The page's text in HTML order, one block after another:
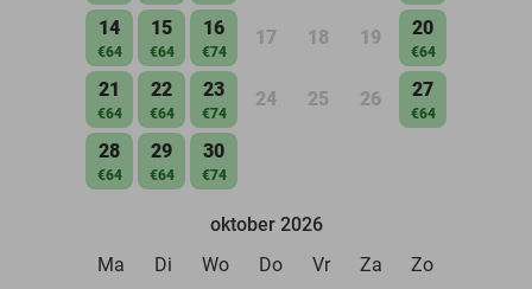
14
€64
15
€64
16
€74
17 18 19 20
€64
21
€64
22
€64
23
€74
24 25 26 27
€64
28
€64
29
€64
30
€74
oktober 2026
Ma
Di Wo Do Vr Za Zo